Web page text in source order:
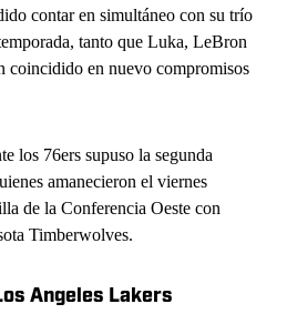
contar en simultáneo con su trío
tanto que Luka, LeBron
coincidido en nuevo compromisos
los 76ers supuso la segunda
amanecieron el viernes
de la Conferencia Oeste con
Timberwolves.
Angeles Lakers